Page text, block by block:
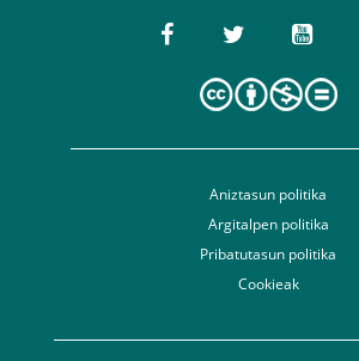
Aniztasun politika
Argitalpen politika
Pribatutasun politika
Cookieak